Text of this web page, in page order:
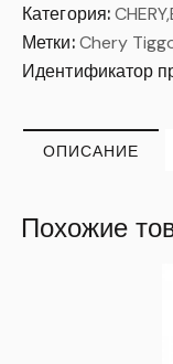
Категория:
Метки: Chery
Идентификатор
ОПИСАНИЕ
Похожие